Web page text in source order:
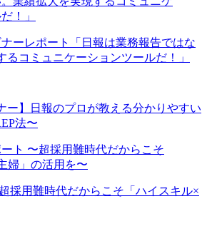
ーレポート「日報は業務報告ではな
るコミュニケーションツールだ！」
ー】日報のプロが教える分かりやすい
法〜
採用難時代だからこそ「ハイスキル×